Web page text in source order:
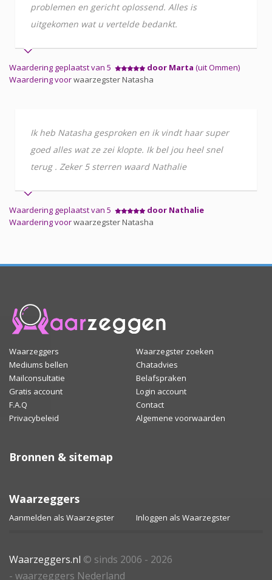
problemen en gericht oplossend. Alles is
uitgekomen wat u vertelde bedankt.
Waardering geplaatst van 5 door Marta (uit Ommen)
Waardering voorwaarzegster Natasha
Ik heb Natasha gesproken en ik vindt haar super
goed alles wat ze zei klopte. Ik bel jou heel snel
terug . Zeker 5 sterren waard Nathalie
Waardering geplaatst van 5
door Nathalie
Waardering voorwaarzegster Natasha
Waarzeggers
Waarzegster zoeken
Mediums bellen
Chatadvies
Mailconsultatie
Belafspraken
Gratis account
Login account
F.A.Q
Contact
Privacybeleid
Algemene voorwaarden
Bronnen & sitemap
Waarzeggers
Aanmelden als Waarzegster Inloggen als Waarzegster
Waarzeggers.nl © sinds 2006 - 2026
- waarzeggers Nederland